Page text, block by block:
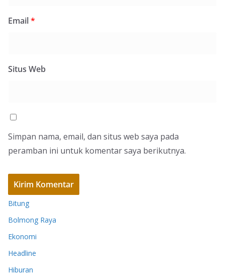
Email*
Situs Web
Simpan nama, email, dan situs web saya pada
peramban ini untuk komentar saya berikutnya.
Bitung
Bolmong Raya
Ekonomi
Headline
Hiburan